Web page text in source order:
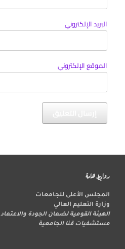
البريد الإلكتروني
الموقع الإلكتروني
روابط هامة
المجلس الأعلى للجامعات
وزارة التعليم العالي
الهيئة القومية لضمان الجودة والاعتماد
مستشفيات قنا الجامعية